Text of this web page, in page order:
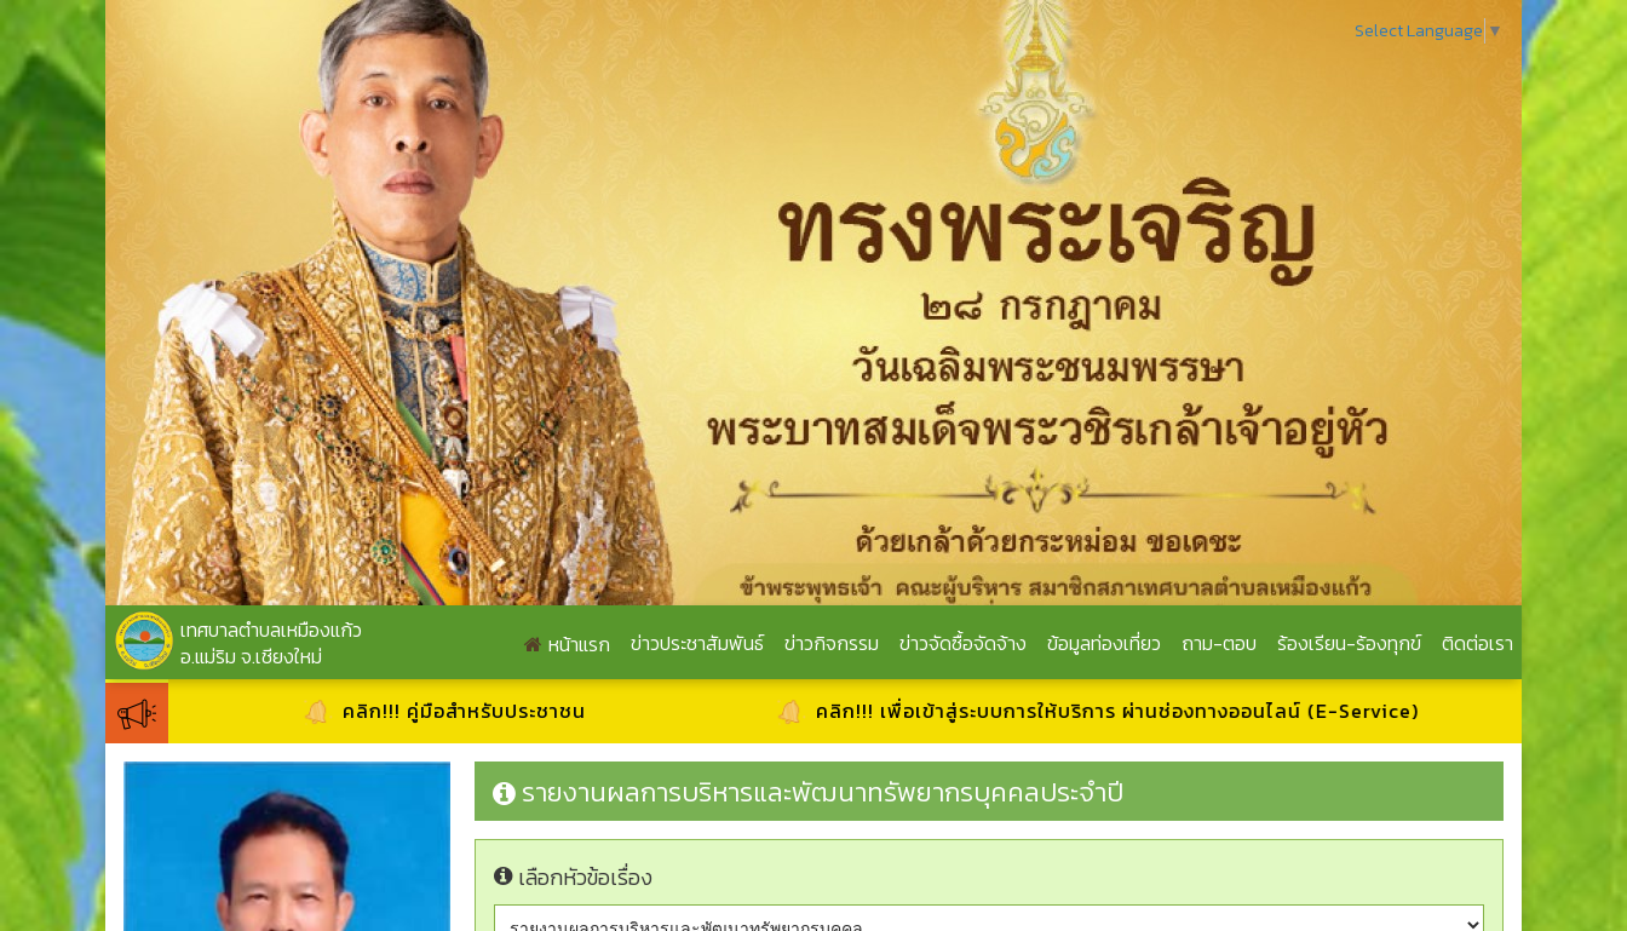
Select Language ▼
เทศบาลตำบลเหมืองแก้ว
อ.แม่ริม จ.เชียงใหม่
หน้าแรก ข่าวประชาสัมพันธ์ ข่าวกิจกรรม ข่าวจัดซื้อจัดจ้าง ข้อมูลท่องเที่ยว ถาม-ตอบ ร้องเรียน-ร้องทุกข์ ติดต่อเรา
คลิก!!! คู่มือสำหรับประชาชน คลิก!!! เพื่อเข้าสู่ระบบการให้บริการ ผ่านช่องทางออนไลน์ (E-Service)
รายงานผลการบริหารและพัฒนาทรัพยากรบุคคลประจำปี
เลือกหัวข้อเรื่อง